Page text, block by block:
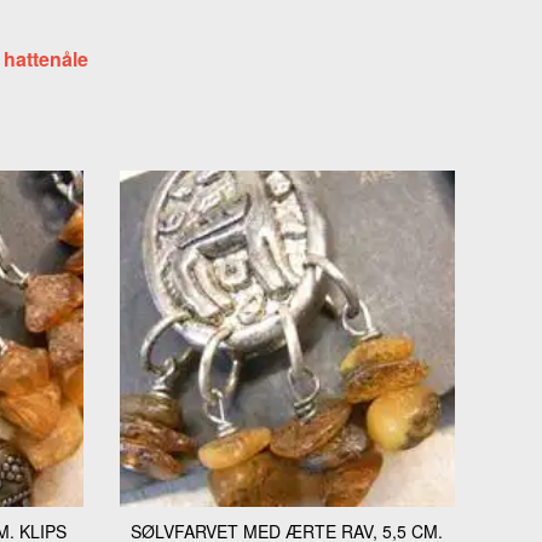
KLIPS
SØLVFARVET MED ÆRTE RAV, 5,5 CM.